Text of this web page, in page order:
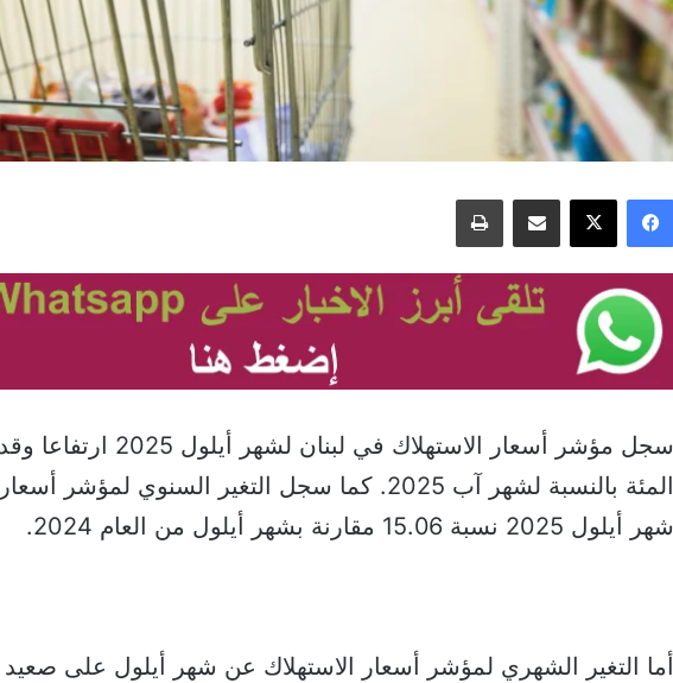
فيسبوك ‫X مشاركة عبر البريد طباعة
المئة بالنسبة لشهر آب 2025. كما سجل التغير السنوي
شهر أيلول 2025 نسبة 15.06 مقارنة بشهر أيلول من العام 2024.
أما التغير الشهري لمؤشر أسعار الاستهلاك عن شهر أيلول على